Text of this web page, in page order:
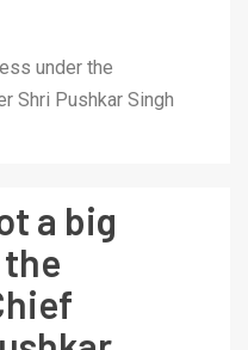
under the
Shri Pushkar Singh
a big